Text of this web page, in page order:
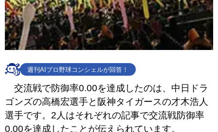
週刊AIプロ野球コンシェルが回答！
交流戦で防御率0.00を達成したのは、中日ドラ
ゴンズの高橋宏選手と阪神タイガースの才木浩人
選手です。2人はそれぞれの記事で交流戦防御率
0.00を達成したことが伝えられています。